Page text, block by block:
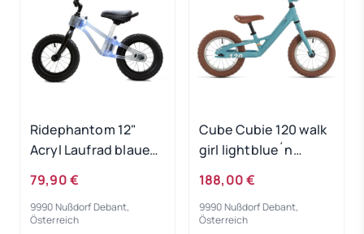
Ridephantom 12"
Acryl Laufrad blaues
79,90 €
9990 Nußdorf Debant,
Österreich
Cube Cubie 120 walk
girl lightblue´n
188,00 €
9990 Nußdorf Debant,
Österreich